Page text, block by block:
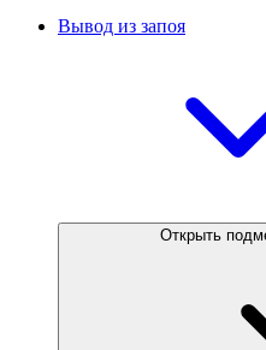
Вывод из запоя
Открыть